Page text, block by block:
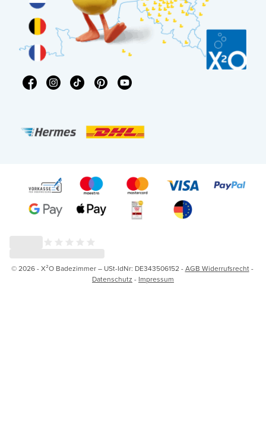
© 2026 - X²O Badezimmer – USt-IdNr: DE343506152 -AGB Widerrufsrecht-
Datenschutz - Impressum